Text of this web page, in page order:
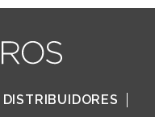
DISTRIBUIDORES